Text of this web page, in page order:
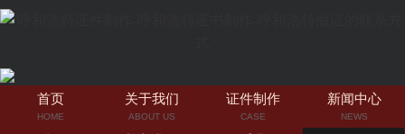
首页
HOME
关于我们
ABOUT US
证件制作
CASE
新闻中心
NEWS